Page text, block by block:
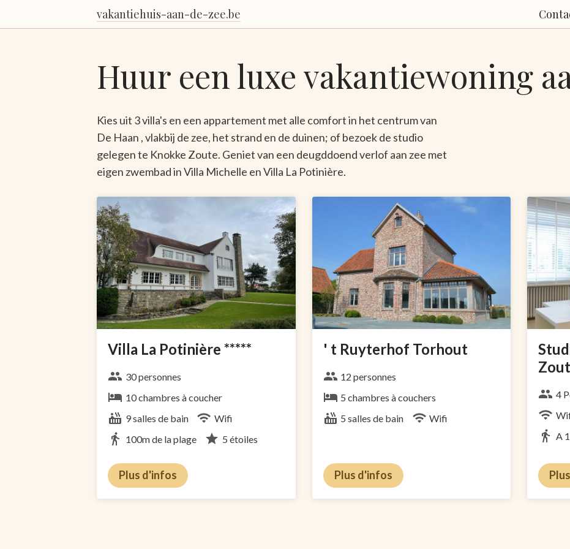
vakantiehuis-aan-de-zee.be
Huur een luxe vakantiewoning
Kies uit 3 villa's en een appartement met alle comfort in het centrum van
De Haan , vlakbij de zee, het strand en de duinen; of bezoek de studio
gelegen te Knokke Zoute. Geniet van een deugddoend verlof aan zee met
eigen zwembad in Villa Michelle en Villa La Potinière.
Villa La Potinière *****
30 personnes
10 chambres à coucher
9 salles de bain
Wifi
100m de la plage
5 étoiles
Plus d'infos
' t Ruyterhof Torhout
12 personnes
5 chambres à couchers
5 salles de bain
Wifi
Plus d'infos
4
A